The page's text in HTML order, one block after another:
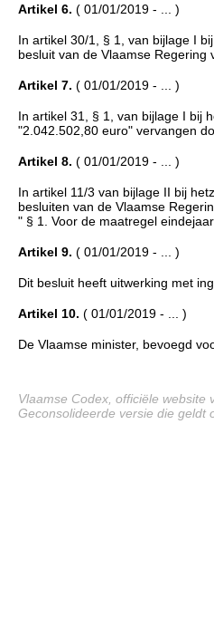
Artikel 6. ( 01/01/2019 - ... )
In artikel 30/1, § 1, van bijlage I
besluit van de Vlaamse
Artikel 7. ( 01/01/2019 - ... )
In artikel 31, § 1, van bijlage I bij
"2.042.502,80 euro" vervangen
Artikel 8. ( 01/01/2019 - ... )
In artikel 11/3 van bijlage II bij
besluiten van de Vlaamse
" § 1. Voor de maatregel
Artikel 9. ( 01/01/2019 - ... )
Dit besluit heeft uitwerking met
Artikel 10. ( 01/01/2019 - ... )
De Vlaamse minister, bevoegd
Vlaamse Codex, officiële website
Geconsolideerde versie die geldt